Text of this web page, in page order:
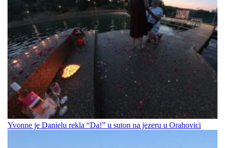
Yvonne je Danielu rekla “Da!” u suton na jezeru u Orahovici